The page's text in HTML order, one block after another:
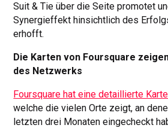
Suit & Tie über die Seite promotet
Synergieffekt hinsichtlich des
erhofft.
Die Karten von Foursquare
des Netzwerks
Foursquare hat eine detaillierte
welche die vielen Orte zeigt, an
letzten drei Monaten eingecheckt